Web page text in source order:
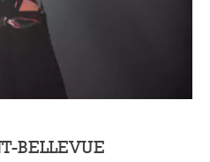
BELLEVUE